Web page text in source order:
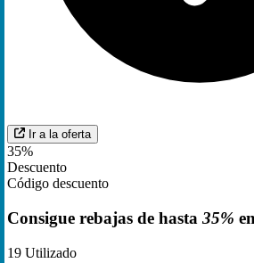
Ir a la oferta
35%
Descuento
Código descuento
Consigue rebajas de hasta 35%
19 Utilizado